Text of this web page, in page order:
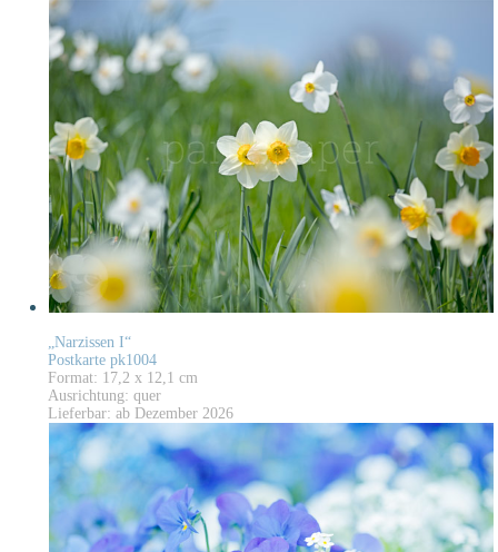
„Narzissen I“
Postkarte pk1004
Format: 17,2 x 12,1 cm
Ausrichtung: quer
Lieferbar: ab Dezember 2026